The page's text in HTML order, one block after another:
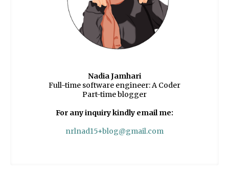
Nadia Jamhari
Full-time software engineer: A Coder
Part-time blogger
For any inquiry kindly email me:
nrlnad15+blog@gmail.com